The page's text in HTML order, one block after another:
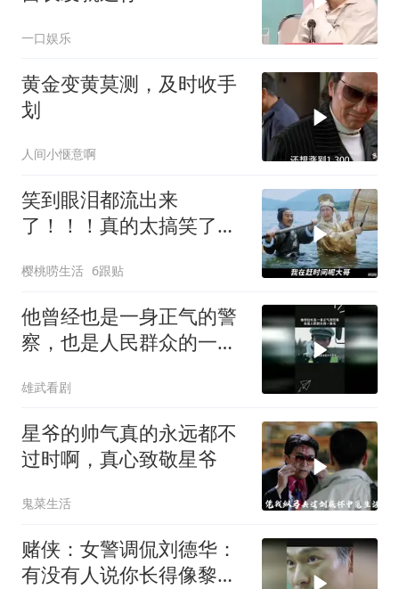
一口娱乐
黄金变黄莫测，及时收手
划
人间小惬意啊
笑到眼泪都流出来
了！！！真的太搞笑了！
樱桃唠生活 6跟贴
他曾经也是一身正气的警
察，也是人民群众的一束
雄武看剧
星爷的帅气真的永远都不
过时啊，真心致敬星爷
鬼菜生活
赌侠：女警调侃刘德华：
有没有人说你长得像黎